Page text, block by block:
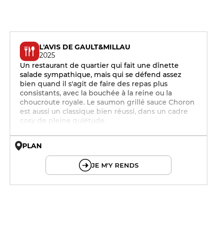
L'AVIS DE GAULT&MILLAU
2025
Un restaurant de quartier qui fait une dînette
salade sympathique, mais qui se défend assez
bien quand il s'agit de faire des repas plus
consistants, avec la bouchée à la reine ou la
choucroute royale. Le saumon grillé sauce Choron
est aussi un classique bien réussi, dans un cadre
cosy de pleine quiétude.
PLAN
JE M'Y RENDS